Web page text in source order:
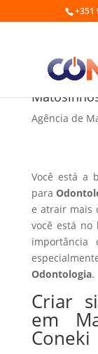
+351
Criar site
Agência de
Você está a
para
e atrair mais
você está
Odontologia.
Criar
em
Coneki